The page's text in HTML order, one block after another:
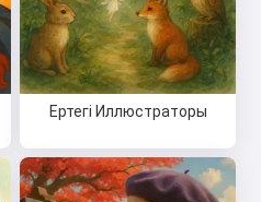
Ертегі Иллюстраторы